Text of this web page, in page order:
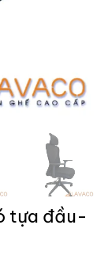
tựa đầu-